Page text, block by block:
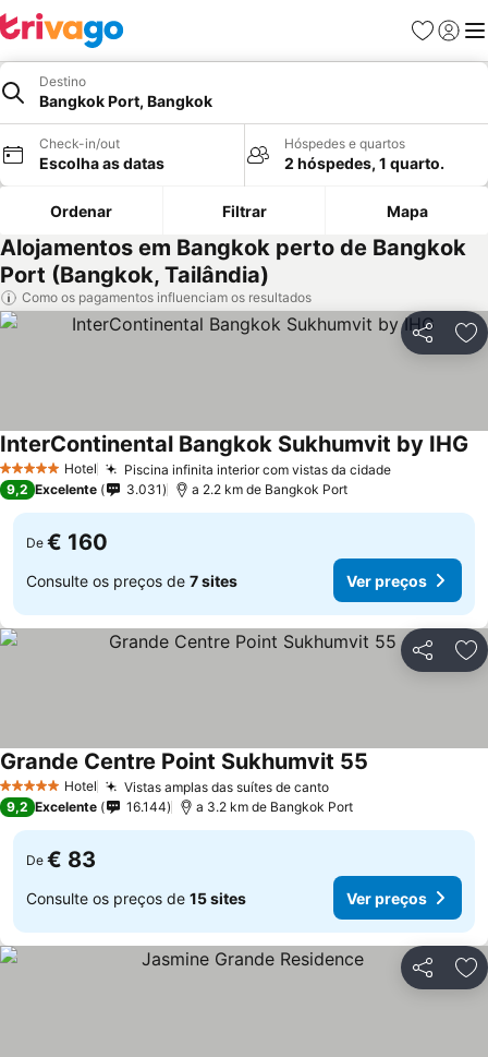
Favoritos
Iniciar
Destino
Bangkok Port, Bangkok
Check-in/out
Escolha as datas
Hóspedes e quartos
2 hóspedes, 1 quarto.
Ordenar Filtrar Mapa
Alojamentos em Bangkok perto de Bangkok
Port (Bangkok, Tailândia)
Como os pagamentos influenciam os resultados
Partilhar
5 Estrelas Hotel Piscina infinita interior com vistas da cidadeVer preços
InterContinental Bangkok Sukhumvit by IHG
9,2 Excelente 3.031 a 2.2 km de Bangkok Port
De € 160
Consulte os preços de 7 sites Ver preços
Partilhar
5 Estrelas Hotel Vistas amplas das suítes de cantoVer preços
Grande Centre Point Sukhumvit 55
9,2 Excelente 16.144 a 3.2 km de Bangkok Port
De € 83
Consulte os preços de 15 sites Ver preços
Partilhar